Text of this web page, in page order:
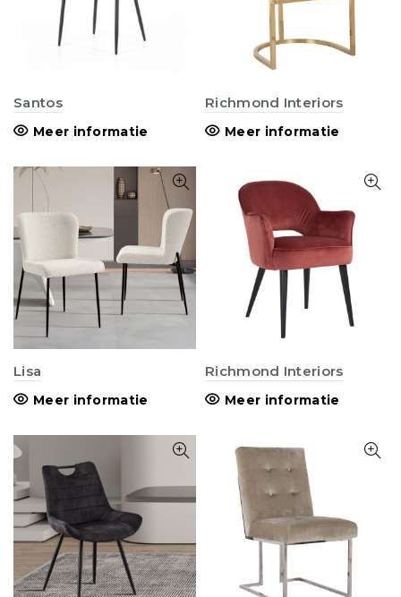
Santos
Meer informatie
Richmond Interiors
Meer informatie
Lisa
Meer informatie
Richmond Interiors
Meer informatie